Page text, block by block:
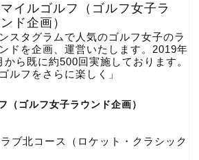
イルゴルフ（ゴルフ女子ラ
ド企画）
スタグラムで人気のゴルフ女子のラ
ドを企画、運営いたします。2019年
から既に約500回実施しております。
ゴルフをさらに楽しく」
（ゴルフ女子ラウンド企画）
ブ北コース（ロケット・クラシック